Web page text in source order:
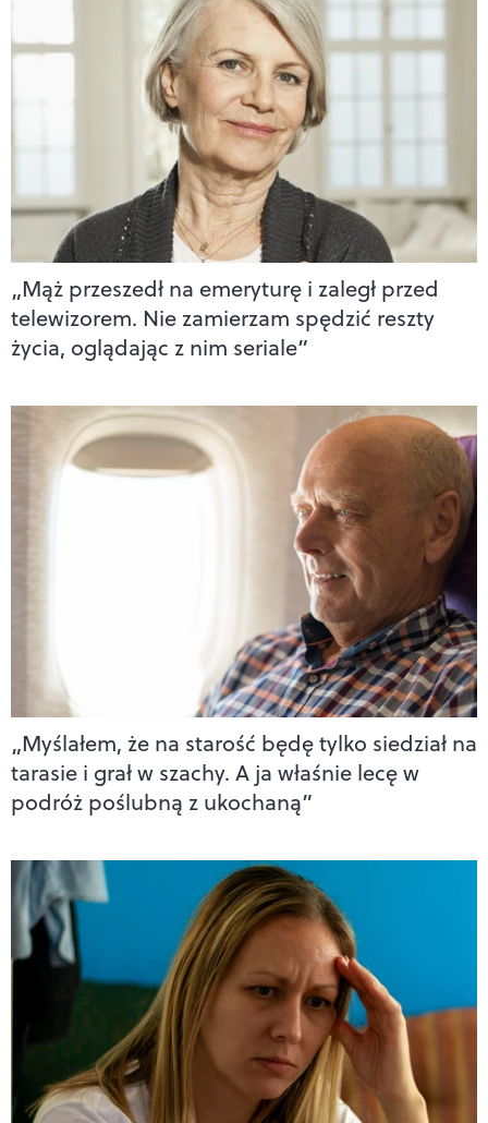
„Mąż przeszedł na emeryturę i zaległ przed
telewizorem. Nie zamierzam spędzić reszty
życia, oglądając z nim seriale”
„Myślałem, że na starość będę tylko siedział na
tarasie i grał w szachy. A ja właśnie lecę w
podróż poślubną z ukochaną”